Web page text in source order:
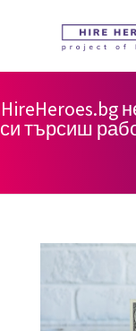
HireHeroes.bg
си търсиш